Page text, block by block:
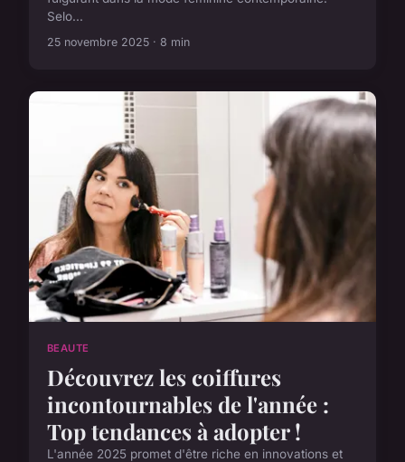
Selo...
25 novembre 2025 · 8 min
BEAUTE
Découvrez les coiffures
incontournables de l'année :
Top tendances à adopter !
L'année 2025 promet d'être riche en innovations et